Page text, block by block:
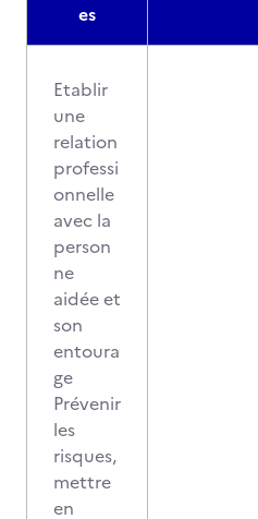
es
Etablir
une
relation
professi
onnelle
avec la
person
ne
aidée et
son
entoura
ge
Prévenir
les
risques,
mettre
en